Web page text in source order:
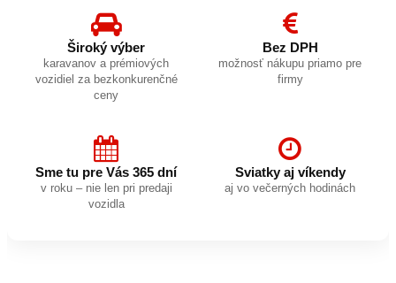
Široký výber
karavanov a prémiových
vozidiel za bezkonkurenčné
ceny
Bez DPH
možnosť nákupu priamo pre
firmy
Sme tu pre Vás 365 dní
v roku – nie len pri predaji
vozidla
Sviatky aj víkendy
aj vo večerných hodinách